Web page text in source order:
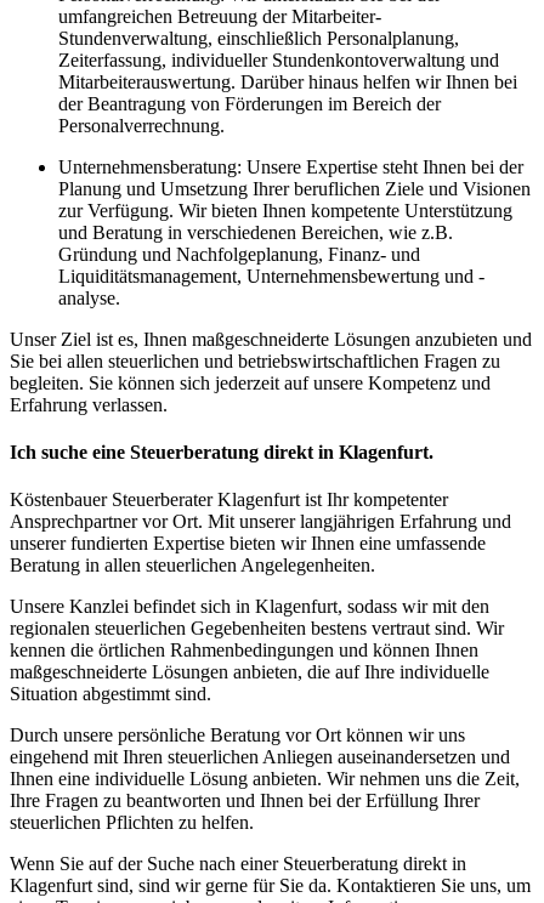
umfangreichen Betreuung der Mitarbeiter-
Stundenverwaltung, einschließlich Personalplanung,
Zeiterfassung, individueller Stundenkontoverwaltung und
Mitarbeiterauswertung. Darüber hinaus helfen wir Ihnen bei
der Beantragung von Förderungen im Bereich der
Personalverrechnung.
Unternehmensberatung: Unsere Expertise steht Ihnen bei der
Planung und Umsetzung Ihrer beruflichen Ziele und Visionen
zur Verfügung. Wir bieten Ihnen kompetente Unterstützung
und Beratung in verschiedenen Bereichen, wie z.B.
Gründung und Nachfolgeplanung, Finanz- und
Liquiditätsmanagement, Unternehmensbewertung und -
analyse.
Unser Ziel ist es, Ihnen maßgeschneiderte Lösungen anzubieten und
Sie bei allen steuerlichen und betriebswirtschaftlichen Fragen zu
begleiten. Sie können sich jederzeit auf unsere Kompetenz und
Erfahrung verlassen.
Ich suche eine Steuerberatung direkt in Klagenfurt.
Köstenbauer Steuerberater Klagenfurt ist Ihr kompetenter
Ansprechpartner vor Ort. Mit unserer langjährigen Erfahrung und
unserer fundierten Expertise bieten wir Ihnen eine umfassende
Beratung in allen steuerlichen Angelegenheiten.
Unsere Kanzlei befindet sich in Klagenfurt, sodass wir mit den
regionalen steuerlichen Gegebenheiten bestens vertraut sind. Wir
kennen die örtlichen Rahmenbedingungen und können Ihnen
maßgeschneiderte Lösungen anbieten, die auf Ihre individuelle
Situation abgestimmt sind.
Durch unsere persönliche Beratung vor Ort können wir uns
eingehend mit Ihren steuerlichen Anliegen auseinandersetzen und
Ihnen eine individuelle Lösung anbieten. Wir nehmen uns die Zeit,
Ihre Fragen zu beantworten und Ihnen bei der Erfüllung Ihrer
steuerlichen Pflichten zu helfen.
Wenn Sie auf der Suche nach einer Steuerberatung direkt in
Klagenfurt sind, sind wir gerne für Sie da. Kontaktieren Sie uns, um